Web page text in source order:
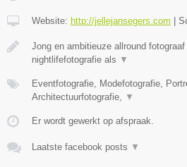
Website: http://jellejansegers.com
Jong en ambitieuze allround
nightlifefotografie als ▼
Eventfotografie, Modefotografie,
Architectuurfotografie, ▼
Er wordt gewerkt op afspraak.
Laatste facebook posts ▼